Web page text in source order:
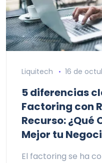
Liquitech 16 de
5 diferencias
Factoring con
Recurso: ¿Qué
Mejor tu
El factoring se ha